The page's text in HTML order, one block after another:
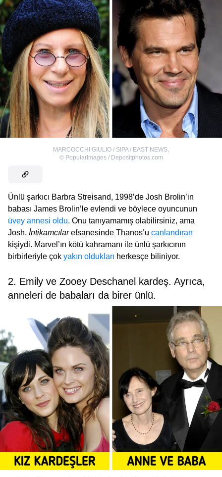
MARCOCCHI GIULIO / SIPA / EAST NEWS
© PopularImages / Depositphotos.com
Ünlü şarkıcı Barbra Streisand, 1998’de Josh Brolin’in
babası James Brolin’le evlendi ve böylece oyuncunun
üvey annesi oldu. Onu tanıyamamış olabilirsiniz, ama
Josh, İntikamcılarefsanesinde Thanos’u canlandıran
kişiydi. Marvel’ın kötü kahramanı ile ünlü şarkıcının
birbirleriyle çok yakın oldukları herkesçe biliniyor.
2. Emily ve Zooey Deschanel kardeş. Ayrıca,
anneleri de babaları da birer ünlü.